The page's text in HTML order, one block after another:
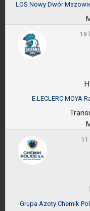
LOS Nowy Dwór
19
E.LECLERC MOYA
11
Grupa Azoty Chemik